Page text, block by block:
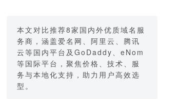
本文对比推荐8家国内外优质域名服
务商，涵盖爱名网、阿里云、腾讯
云等国内平台及GoDaddy、eNom
等国际平台，聚焦价格、技术、服
务与本地化支持，助力用户高效选
型。